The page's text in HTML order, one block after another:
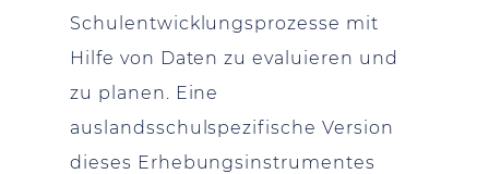
Schulentwicklungsprozesse mit
Hilfe von Daten zu evaluieren und
zu planen. Eine
auslandsschulspezifische Version
dieses Erhebungsinstrumentes